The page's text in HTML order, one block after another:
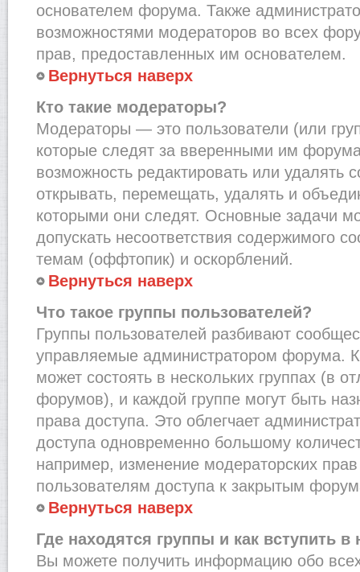
основателем форума. Также
возможностями модераторов во всех
прав, предоставленных им основателем.
Вернуться наверх
Кто такие модераторы?
Модераторы — это пользователи (или
которые следят за вверенными им
возможность редактировать или удалять
открывать, перемещать, удалять и
которыми они следят. Основные задачи
допускать несоответствия содержимого
темам (оффтопик) и оскорблений.
Вернуться наверх
Что такое группы пользователей?
Группы пользователей разбивают
управляемые администратором форума.
может состоять в нескольких группах (в
форумов), и каждой группе могут быть
права доступа. Это облегчает
доступа одновременно большому
например, изменение модераторских
пользователям доступа к закрытым
Вернуться наверх
Где находятся группы и как вступить в
Вы можете получить информацию обо